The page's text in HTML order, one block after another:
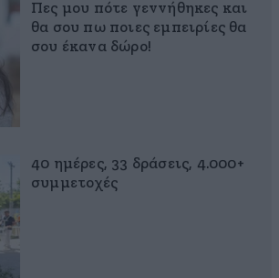
Πες μου πότε γεννήθηκες και
θα σου πω ποιες εμπειρίες θα
σου έκανα δώρο!
40 ημέρες, 33 δράσεις, 4.000+
συμμετοχές